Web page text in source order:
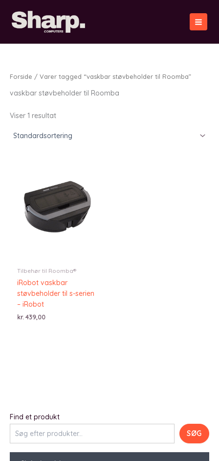
indholdet
Find et produkt
SØG
Forside / Varer tagged “vaskbar støvbeholder til Roomba”
vaskbar støvbeholder til Roomba
Viser 1 resultat
Tilbehør til Roomba®
iRobot vaskbar
støvbeholder til s-serien
– iRobot
kr. 439,00